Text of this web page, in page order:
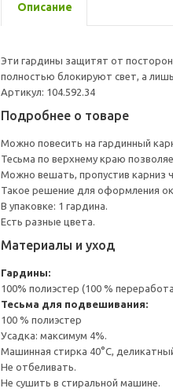
Описание
Эти гардины защитят от
полностью блокируют свет, а
Артикул: 104.592.34
Подробнее о товаре
Можно повесить на гардинный
Тесьма по верхнему краю
Можно вешать, пропустив карниз
Такое решение для оформления
В упаковке: 1 гардина.
Есть разные цвета.
Материалы и уход
Гардины:
100% полиэстер (100 %
Тесьма для подвешивания:
100 % полиэстер
Усадка: максимум 4%.
Машинная стирка 40°С,
Не отбеливать.
Не сушить в стиральной машине.